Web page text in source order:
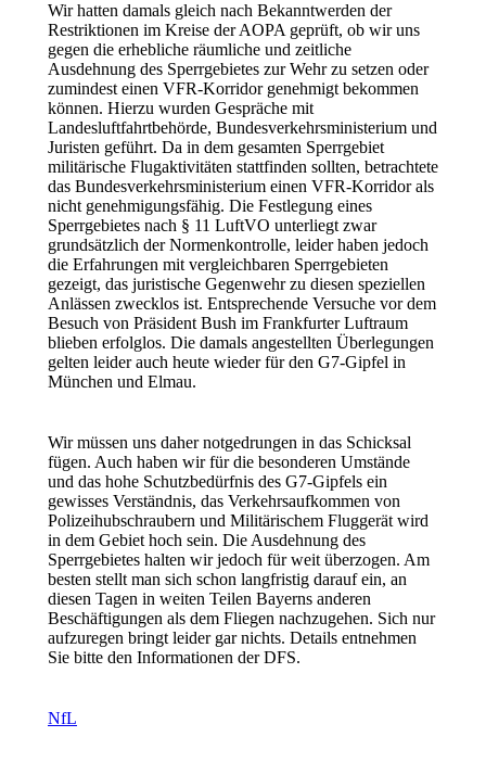
Wir hatten damals gleich nach Bekanntwerden der
Restriktionen im Kreise der AOPA geprüft, ob wir uns
gegen die erhebliche räumliche und zeitliche
Ausdehnung des Sperrgebietes zur Wehr zu setzen oder
zumindest einen VFR-Korridor genehmigt bekommen
können. Hierzu wurden Gespräche mit
Landesluftfahrtbehörde, Bundesverkehrsministerium und
Juristen geführt. Da in dem gesamten Sperrgebiet
militärische Flugaktivitäten stattfinden sollten, betrachtete
das Bundesverkehrsministerium einen VFR-Korridor als
nicht genehmigungsfähig. Die Festlegung eines
Sperrgebietes nach § 11 LuftVO unterliegt zwar
grundsätzlich der Normenkontrolle, leider haben jedoch
die Erfahrungen mit vergleichbaren Sperrgebieten
gezeigt, das juristische Gegenwehr zu diesen speziellen
Anlässen zwecklos ist. Entsprechende Versuche vor dem
Besuch von Präsident Bush im Frankfurter Luftraum
blieben erfolglos. Die damals angestellten Überlegungen
gelten leider auch heute wieder für den G7-Gipfel in
München und Elmau.
Wir müssen uns daher notgedrungen in das Schicksal
fügen. Auch haben wir für die besonderen Umstände
und das hohe Schutzbedürfnis des G7-Gipfels ein
gewisses Verständnis, das Verkehrsaufkommen von
Polizeihubschraubern und Militärischem Fluggerät wird
in dem Gebiet hoch sein. Die Ausdehnung des
Sperrgebietes halten wir jedoch für weit überzogen. Am
besten stellt man sich schon langfristig darauf ein, an
diesen Tagen in weiten Teilen Bayerns anderen
Beschäftigungen als dem Fliegen nachzugehen. Sich nur
aufzuregen bringt leider gar nichts. Details entnehmen
Sie bitte den Informationen der DFS.
NfL